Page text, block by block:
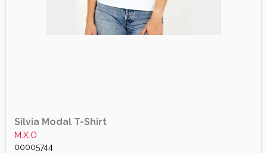
Silvia Modal T-Shirt
M.X.O
00005744